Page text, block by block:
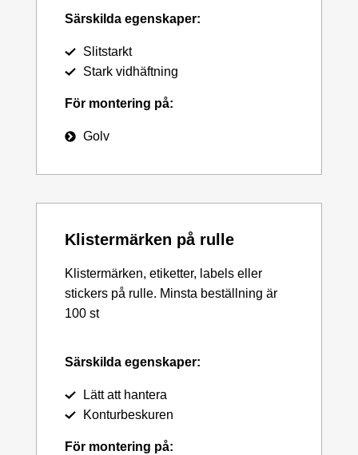
Särskilda egenskaper:
Slitstarkt
Stark vidhäftning
För montering på:
Golv
Klistermärken på rulle
Klistermärken, etiketter, labels eller
stickers på rulle. Minsta beställning är
100 st
Särskilda egenskaper:
Lätt att hantera
Konturbeskuren
För montering på: